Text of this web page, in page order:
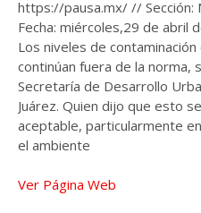
https://pausa.mx/ // Sección:
Fecha: miércoles,29 de abril
Los niveles de contaminación
continúan fuera de la norma,
Secretaría de Desarrollo
Juárez. Quien dijo que esto
aceptable, particularmente
el ambiente
Ver Página Web